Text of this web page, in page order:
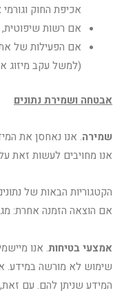
אכיפת החוק
אם רשות שיפוטית,
אם הפעילות של
(למשל עקב מיזוג
אבטחה ושמירת נתונים
שמירה
אנו מחויבים לעשות זאת
הקטגוריות הבאות של
אם הוצאה הזמנה אחרת:
אמצעי בטיחות. אנו
שימוש לא מורשה במידע.
המידע שניתן להם. עם